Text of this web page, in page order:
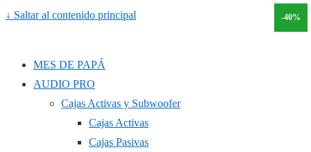
↓ Saltar al contenido principal
MES DE PAPÁ
AUDIO PRO
Cajas Activas y Subwoofer
Cajas Activas
Cajas Pasivas
-50%
-30%
-40%